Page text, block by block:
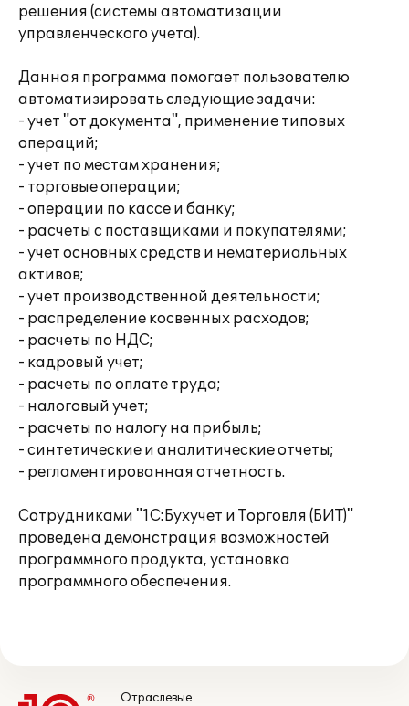
решения (системы автоматизации
управленческого учета).
Данная программа помогает пользователю
автоматизировать следующие задачи:
- учет "от документа", применение типовых
операций;
- учет по местам хранения;
- торговые операции;
- операции по кассе и банку;
- расчеты с поставщиками и покупателями;
- учет основных средств и нематериальных
активов;
- учет производственной деятельности;
- распределение косвенных расходов;
- расчеты по НДС;
- кадровый учет;
- расчеты по оплате труда;
- налоговый учет;
- расчеты по налогу на прибыль;
- синтетические и аналитические отчеты;
- регламентированная отчетность.
Сотрудниками "1С:Бухучет и Торговля (БИТ)"
проведена демонстрация возможностей
программного продукта, установка
программного обеспечения.
Отраслевые